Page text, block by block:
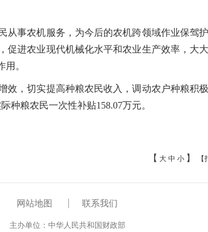
从事农机服务，为今后的农机跨领域作业保驾
进农业现代机械化水平和农业生产效率，大
。
效，切实提高种粮农民收入，调动农户种粮积
种粮农民一次性补贴158.07万元。
【 大 中 小 】
网站地图 联系我们
主办单位：中华人民共和国财政部